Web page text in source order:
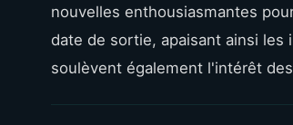
nouvelles enthousiasmantes
date de sortie, apaisant ainsi
soulèvent également l'intérêt